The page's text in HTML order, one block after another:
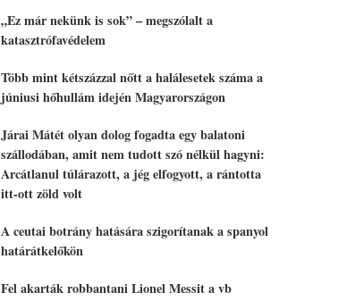
„Ez már nekünk is sok” – megszólalt a
katasztrófavédelem
Több mint kétszázzal nőtt a halálesetek száma a
júniusi hőhullám idején Magyarországon
Járai Mátét olyan dolog fogadta egy balatoni
szállodában, amit nem tudott szó nélkül hagyni:
Arcátlanul túlárazott, a jég elfogyott, a rántotta
itt-ott zöld volt
A ceutai botrány hatására szigorítanak a spanyol
határátkelőkön
Fel akarták robbantani Lionel Messit a vb